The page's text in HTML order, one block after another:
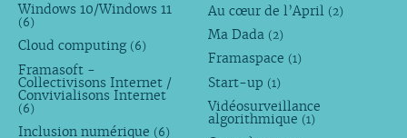
Windows 10/Windows 11
(6)
Cloud computing (6)
Framasoft -
Collectivisons Internet /
Convivialisons Internet
(6)
Inclusion numérique (6)
Au cœur de l’April (2)
Ma Dada (2)
Framaspace (1)
Start-up (1)
Vidéosurveillance
algorithmique (1)